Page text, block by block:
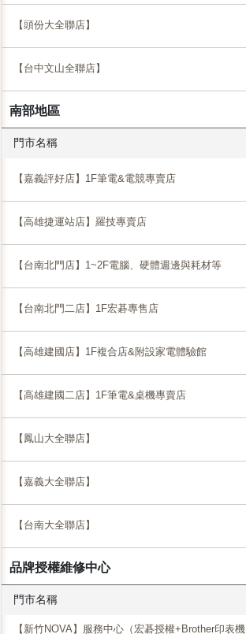
【頭份大全聯店】
【台中文山全聯店】
南部地區
門市名稱
【嘉義評好店】1F筆電&電競專賣店
【高雄捷運站店】羅技專賣店
【台南北門店】1~2F電腦、硬體週邊與耗材等
【台南北門二店】1F宏碁專售店
【高雄建國店】1F複合店&附設家電體驗館
【高雄建國二店】1F筆電&桌機專賣店
【鳳山大全聯店】
【嘉義大全聯店】
【台南大全聯店】
品牌授權維修中心
門市名稱
【新竹NOVA】服務中心（宏碁授權+Brother印表機